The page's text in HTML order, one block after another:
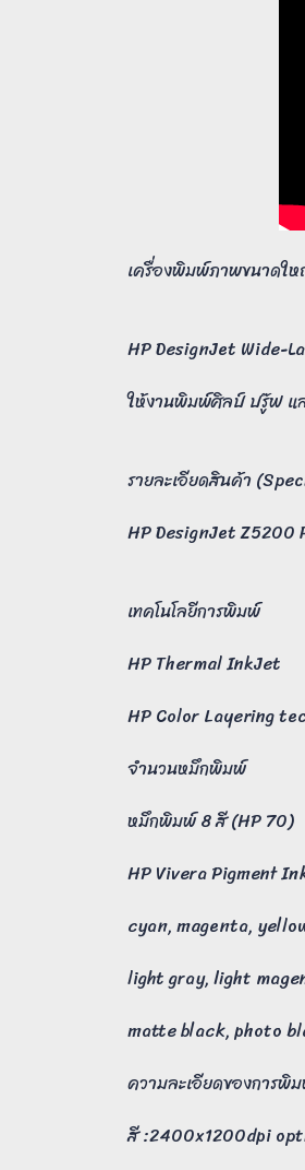
เครื่องพิมพ์ภาพขนาดใ
HP DesignJet Wide-
ให้งานพิมพ์ศิลป์ ปรู๊ฟ
รายละเอียดสินค้า
HP DesignJet
เทคโนโลยีการพิมพ์
HP Thermal InkJet
HP Color Layering
จำนวนหมึกพิมพ์
หมึกพิมพ์ 8 สี (HP 70)
HP Vivera Pigment
cyan, magenta,
light gray, light
matte black, photo
ความละเอียดของการพิ
สี :2400x1200dpi